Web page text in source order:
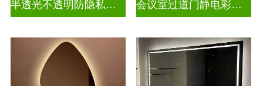
半透光不透明防隐私幻彩炫彩渐变玻璃 会议室过道门静电彩色渐变玻璃